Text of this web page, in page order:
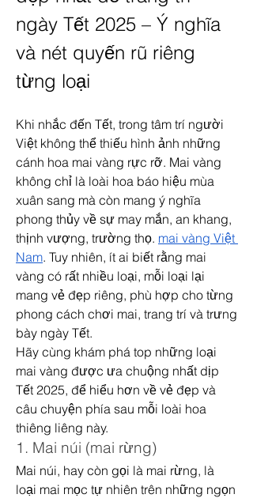
ngày Tết 2025 – Ý nghĩa
và nét quyến rũ riêng
từng loại
Khi nhắc đến Tết, trong tâm trí người
Việt không thể thiếu hình ảnh những
cánh hoa mai vàng rực rỡ. Mai vàng
không chỉ là loài hoa báo hiệu mùa
xuân sang mà còn mang ý nghĩa
phong thủy về sự may mắn, an khang,
thịnh vượng, trường thọ. mai vàng Việt
Nam. Tuy nhiên, ít ai biết rằng mai
vàng có rất nhiều loại, mỗi loại lại
mang vẻ đẹp riêng, phù hợp cho từng
phong cách chơi mai, trang trí và trưng
bày ngày Tết.
Hãy cùng khám phá top những loại
mai vàng được ưa chuộng nhất dịp
Tết 2025, để hiểu hơn về vẻ đẹp và
câu chuyện phía sau mỗi loài hoa
thiêng liêng này.
1. Mai núi (mai rừng)
Mai núi, hay còn gọi là mai rừng, là
loại mai mọc tự nhiên trên những ngọn